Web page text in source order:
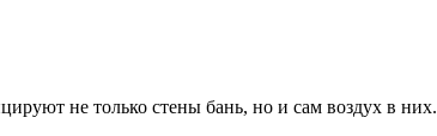
не только стены бань, но и сам воздух в них.